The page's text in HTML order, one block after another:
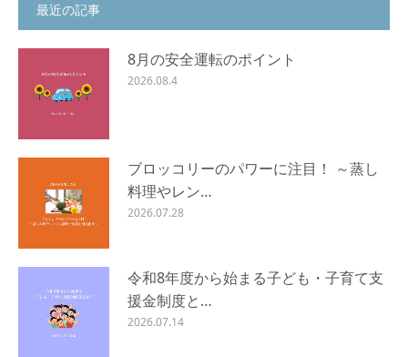
最近の記事
8月の安全運転のポイント
2026.08.4
ブロッコリーのパワーに注目！ ～蒸し
料理やレン…
2026.07.28
令和8年度から始まる子ども・子育て支
援金制度と…
2026.07.14